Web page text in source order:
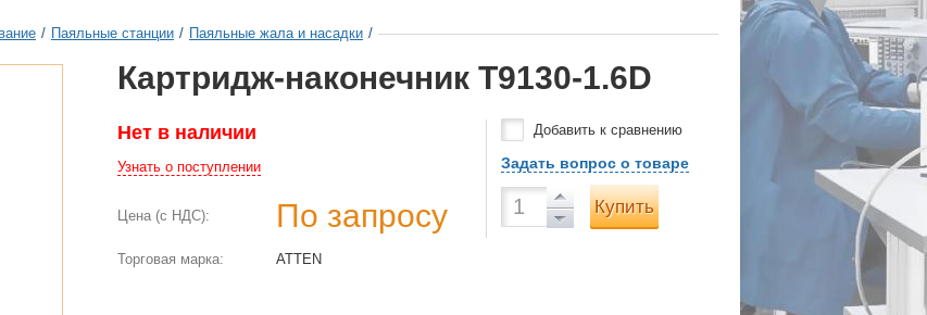
/ Паяльные станции / Паяльные жала и насадки /
Картридж-наконечник T9130-1.6D
Нет в наличии
Узнать о поступлении
Цена (с НДС): По запросу
Торговая марка: ATTEN
Добавить к сравнению
Задать вопрос о товаре
Купить